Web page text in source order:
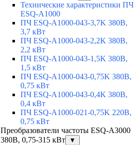
Технические характеристики ПЧ
ESQ-A1000
ПЧ ESQ-A1000-043-3,7K 380В,
3,7 кВт
ПЧ ESQ-A1000-043-2,2K 380В,
2,2 кВт
ПЧ ESQ-A1000-043-1,5K 380В,
1,5 кВт
ПЧ ESQ-A1000-043-0,75K 380В,
0,75 кВт
ПЧ ESQ-A1000-043-0,4K 380В,
0,4 кВт
ПЧ ESQ-A1000-021-0,75K 220В,
0,75 кВт
Преобразователи частоты ESQ-A3000
380В, 0,75-315 кВт
▼